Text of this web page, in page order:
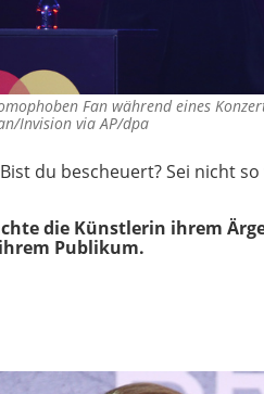
Fan während eines
Invision via AP/dpa
du bescheuert? Sei nicht
die Künstlerin ihrem
Publikum.